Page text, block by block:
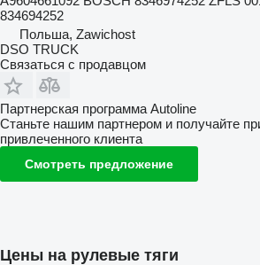
834694252
Польша, Zawichost
DSO TRUCK
Связаться с продавцом
Партнерская программа Autoline
Станьте нашим партнером и получайте
привлеченного клиента
Смотреть предложение
Цены на рулевые тяги